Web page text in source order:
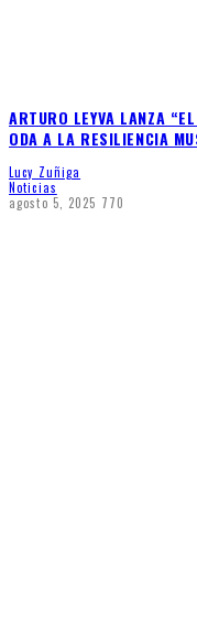
ARTURO LEYVA LANZA
ODA A LA RESILIENCIA
Lucy Zuñiga
Noticias
agosto 5, 2025 770